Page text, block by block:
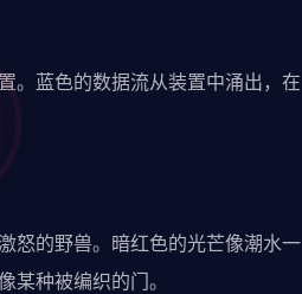
。蓝色的数据流从装置中涌出，在
怒的野兽。暗红色的光芒像潮水一
种被编织的门。